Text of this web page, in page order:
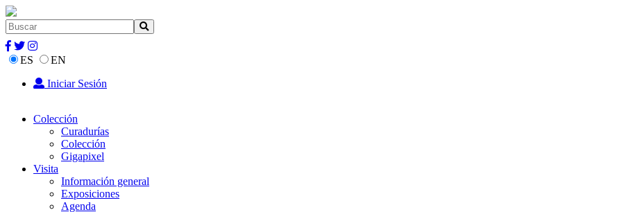
ES
EN
Iniciar Sesión
Colección
Curadurías
Colección
Gigapixel
Visita
Información general
Exposiciones
Agenda